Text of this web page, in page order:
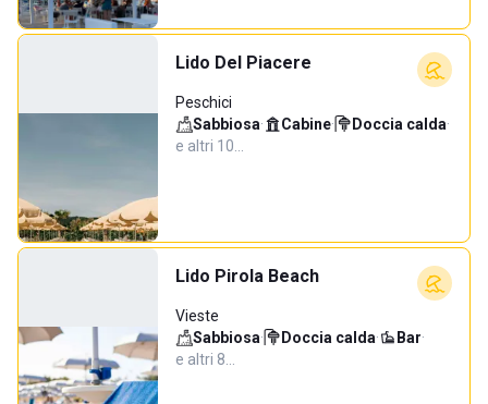
Lido Del Piacere
Peschici
Sabbiosa· Cabine· Doccia calda·
e altri 10…
Lido Pirola Beach
Vieste
Sabbiosa· Doccia calda· Bar·
e altri 8…